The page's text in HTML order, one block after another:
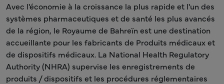
Avec l'économie à la croissance la plus rapide et l'un des
systèmes pharmaceutiques et de santé les plus avancés
de la région, le Royaume de Bahreïn est une destination
accueillante pour les fabricants de Produits médicaux et
de dispositifs médicaux. La National Health Regulatory
Authority (NHRA) supervise les enregistrements de
produits / dispositifs et les procédures réglementaires